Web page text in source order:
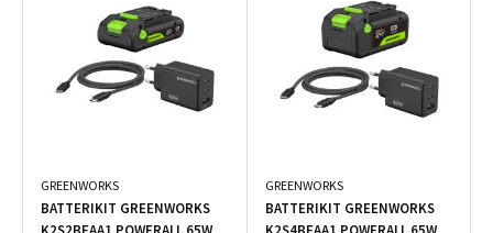
GREENWORKS
BATTERIKIT GREENWORKS
GREENWORKS
BATTERIKIT GREENWORKS